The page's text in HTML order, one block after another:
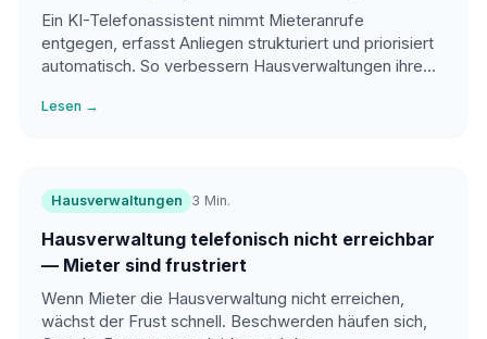
Ein KI-Telefonassistent nimmt Mieteranrufe
entgegen, erfasst Anliegen strukturiert und priorisiert
automatisch. So verbessern Hausverwaltungen ihre
Lesen →
Hausverwaltungen 3 Min.
Hausverwaltung telefonisch nicht erreichbar
— Mieter sind frustriert
Wenn Mieter die Hausverwaltung nicht erreichen,
wächst der Frust schnell. Beschwerden häufen sich,